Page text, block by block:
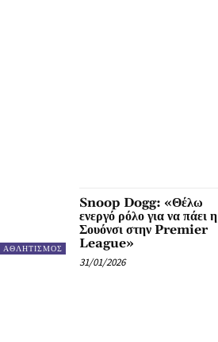
ΑΘΛΗΤΙΣΜΟΣ
Snoop Dogg: «Θέλω
ενεργό ρόλο για να πάει η
Σουόνσι στην Premier
League»
31/01/2026